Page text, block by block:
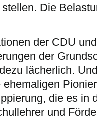
Die
der CDU
der
lächerlich.
die es in
und